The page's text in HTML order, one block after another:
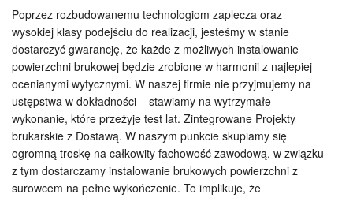
Poprzez rozbudowanemu technologiom zaplecza oraz
wysokiej klasy podejściu do realizacji, jesteśmy w stanie
dostarczyć gwarancję, że każde z możliwych instalowanie
powierzchni brukowej będzie zrobione w harmonii z najlepiej
ocenianymi wytycznymi. W naszej firmie nie przyjmujemy na
ustępstwa w dokładności – stawiamy na wytrzymałe
wykonanie, które przeżyje test lat. Zintegrowane Projekty
brukarskie z Dostawą. W naszym punkcie skupiamy się
ogromną troskę na całkowity fachowość zawodową, w związku
z tym dostarczamy instalowanie brukowych powierzchni z
surowcem na pełne wykończenie. To implikuje, że